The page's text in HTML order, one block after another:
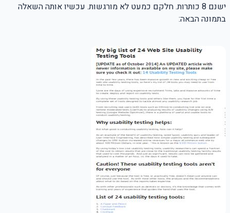
ישנם 8 כותרות. חלקם כמעט לא מורגשות. עכשיו אותה השאלה
בתמונה הבאה: